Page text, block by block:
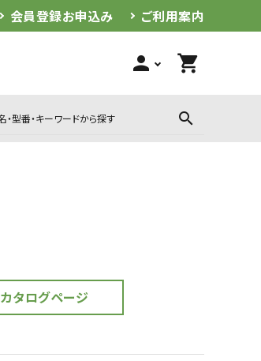
会員登録お申込み ご利用案内
person shopping_cart
search
カタログページ